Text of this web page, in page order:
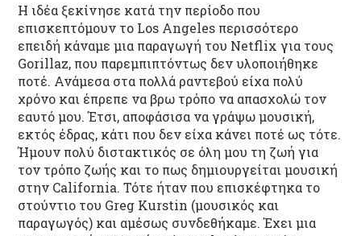
Η ιδέα ξεκίνησε κατά την περίοδο που
επισκεπτόμουν το Los Angeles περισσότερο
επειδή κάναμε μια παραγωγή του Netflix για τους
Gorillaz, που παρεμπιπτόντως δεν υλοποιήθηκε
ποτέ. Ανάμεσα στα πολλά ραντεβού είχα πολύ
χρόνο και έπρεπε να βρω τρόπο να απασχολώ τον
εαυτό μου. Έτσι, αποφάσισα να γράψω μουσική,
εκτός έδρας, κάτι που δεν είχα κάνει ποτέ ως τότε.
Ήμουν πολύ διστακτικός σε όλη μου τη ζωή για
τον τρόπο ζωής και το πως δημιουργείται μουσική
στην California. Τότε ήταν που επισκέφτηκα το
στούντιο του Greg Kurstin (μουσικός και
παραγωγός) και αμέσως συνδεθήκαμε. Έχει μια